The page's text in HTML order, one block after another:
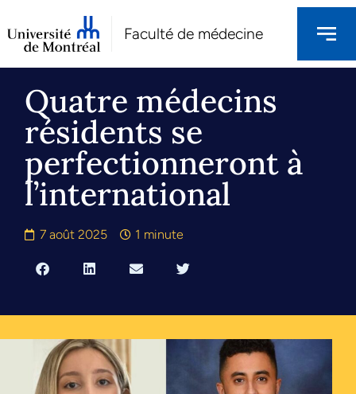
Faculté de médecine
Quatre médecins
résidents se
perfectionneront à
l’international
7 août 2025 1 minute